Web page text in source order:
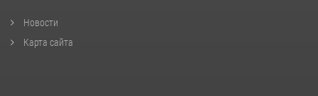
Новости
Карта сайта